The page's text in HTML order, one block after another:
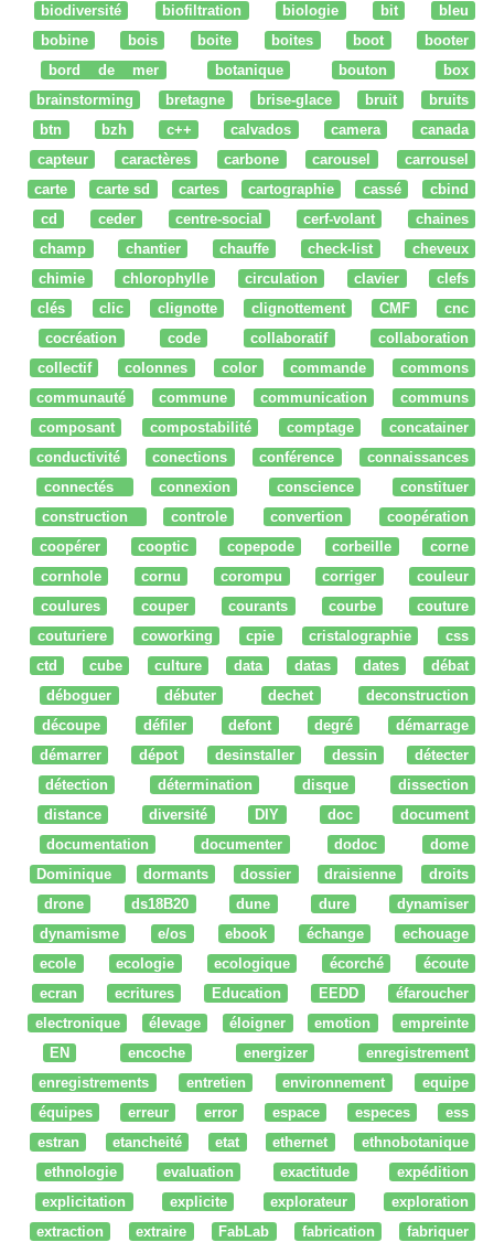
biodiversité
biofiltration biologie bit
bleu
bobine
bois boite boites boot
booter
bord de mer
botanique bouton
box
brainstorming
bretagne brise-glace bruit
bruits
btn
bzh c++ calvados camera
canada
capteur
caractères carbone carousel
carrousel
carte
carte sd cartes cartographie cassé
cbind
cd
ceder centre-social cerf-volant
chaines
champ
chantier chauffe check-list
cheveux
chimie
chlorophylle circulation clavier
clefs
clés
clic clignotte clignottement CMF
cnc
cocréation
code collaboratif
collaboration
collectif
colonnes color commande
commons
communauté
commune communication
communs
composant
compostabilité comptage
concatainer
conductivité
conections conférence
connaissances
connectés
connexion conscience
constituer
construction
controle convertion
coopération
coopérer
cooptic copepode corbeille
corne
cornhole
cornu corompu corriger
couleur
coulures
couper courants courbe
couture
couturiere
coworking cpie cristalographie
css
ctd
cube culture data datas dates
débat
déboguer
débuter dechet
deconstruction
découpe
défiler defont degré
démarrage
démarrer
dépot desinstaller dessin
détecter
détection
détermination disque
dissection
distance
diversité DIY doc
document
documentation
documenter dodoc
dome
Dominique
dormants dossier draisienne
droits
drone
ds18B20 dune dure
dynamiser
dynamisme
e/os ebook échange
echouage
ecole
ecologie ecologique écorché
écoute
ecran
ecritures Education EEDD
éfaroucher
electronique
élevage éloigner emotion
empreinte
EN
encoche energizer
enregistrement
enregistrements
entretien environnement
equipe
équipes
erreur error espace especes
ess
estran
etancheité etat ethernet
ethnobotanique
ethnologie
evaluation exactitude
expédition
explicitation
explicite explorateur
exploration
extraction
extraire FabLab fabrication fabriquer